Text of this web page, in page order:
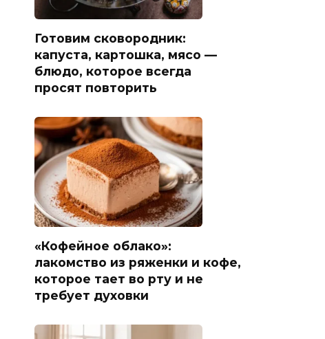
Готовим сковородник:
капуста, картошка, мясо —
блюдо, которое всегда
просят повторить
«Кофейное облако»:
лакомство из ряженки и кофе,
которое тает во рту и не
требует духовки